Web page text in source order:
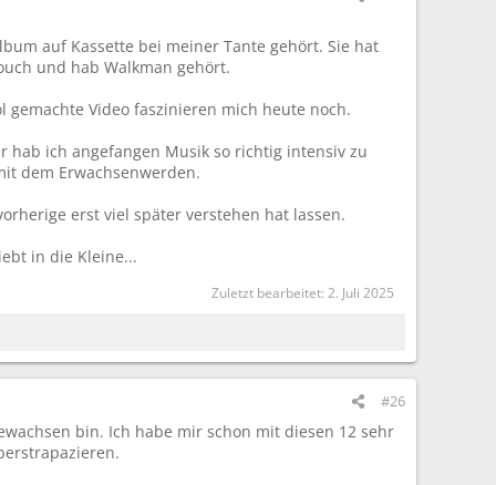
auf Kassette bei meiner Tante gehört. Sie hat
und hab Walkman gehört.
Video faszinieren mich heute noch.
ich angefangen Musik so richtig intensiv zu
dem Erwachsenwerden.
erst viel später verstehen hat lassen.
in die Kleine...
Zuletzt bearbeitet: 2. Juli 2025
#26
bin. Ich habe mir schon mit diesen 12 sehr